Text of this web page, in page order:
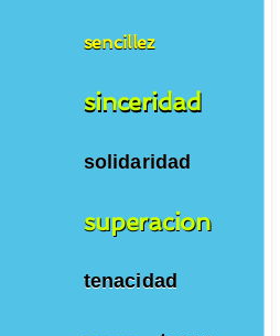
sencillez
sinceridad
solidaridad
superacion
tenacidad